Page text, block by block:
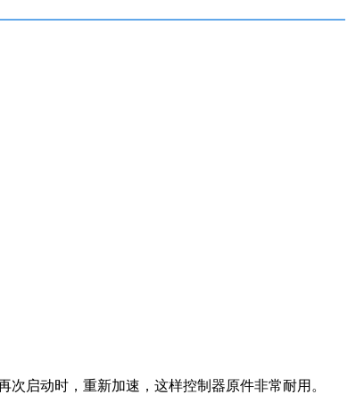
启动时，重新加速，这样控制器原件非常耐用。